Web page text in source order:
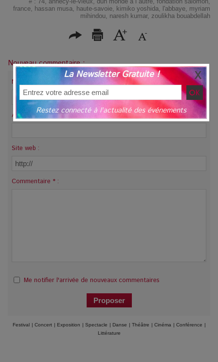
france
hassan musa haute-savoie kimiko yoshida l'abbaye myriam
mihindou
naresh kumar, zoulikha bouabdellah
Nouveau commentaire :
Nom * :
Adresse email (non publiée) * :
Site web :
Commentaire * :
Me notifier l'arrivée de nouveaux commentaires
Festival | Concert | Exposition | Spectacle | Danse | Théâtre | Cinéma | Conférence |
Littérature
La Newsletter Gratuite !
Restez connecté à l'actualité des événements